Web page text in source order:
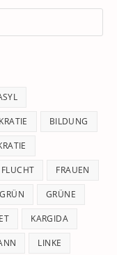
BILDUNG
FLUCHT FRAUEN
GRÜN GRÜNE
KARGIDA
LINKE